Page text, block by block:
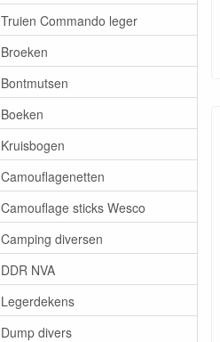
Truien Commando leger
Broeken
Bontmutsen
Boeken
Kruisbogen
Camouflagenetten
Camouflage sticks Wesco
Camping diversen
DDR NVA
Legerdekens
Dump divers